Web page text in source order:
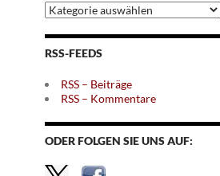
Archiv
nach
Themen
RSS-FEEDS
RSS – Beiträge
RSS – Kommentare
ODER FOLGEN SIE UNS AUF: